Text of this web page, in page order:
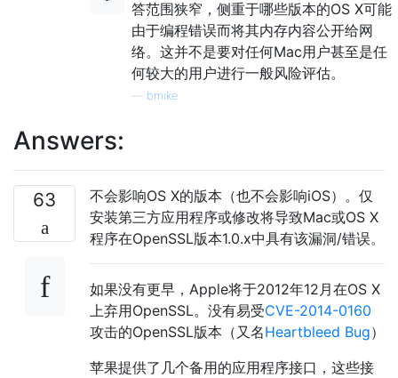
答范围狭窄，侧重于哪些版本的OS X可能
由于编程错误而将其内存内容公开给网
络。这并不是要对任何Mac用户甚至是任
何较大的用户进行一般风险评估。
bmike
Answers:
63
不会影响OS X的版本（也不会影响iOS）。仅
安装第三方应用程序或修改将导致Mac或OS X
程序在OpenSSL版本1.0.x中具有该漏洞/错误。
如果没有更早，Apple将于2012年12月在OS X
上弃用OpenSSL。没有易受CVE-2014-0160
攻击的OpenSSL版本（又名Heartbleed Bug）
苹果提供了几个备用的应用程序接口，这些接